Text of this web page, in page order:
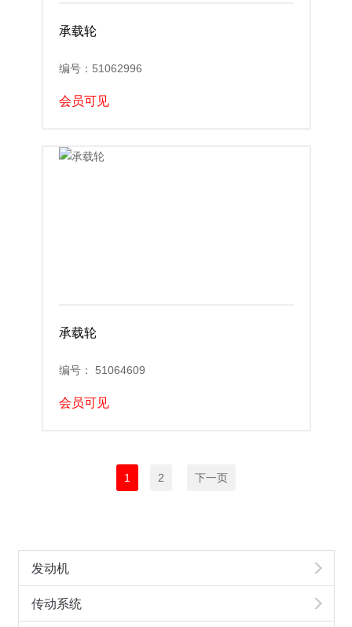
发动机
传动系统
承载轮
编号：51062996
会员可见
承载轮
编号： 51064609
会员可见
1 2 下一页